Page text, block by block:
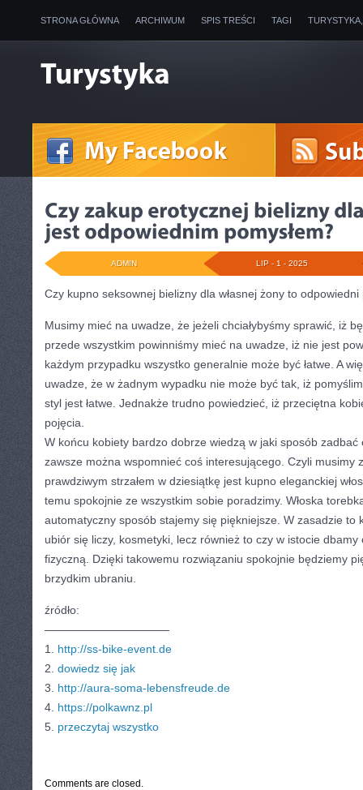
STRONA GŁÓWNA ARCHIWUM SPIS TREŚCI TAGI
LIP - 1 - 2025
ADMIN
Czy kupno seksownej bielizny dla własnej żony to odpowiedni
Musimy mieć na uwadze, że jeżeli chciałybyśmy sprawić, iż
przede wszystkim powinniśmy mieć na uwadze, iż nie jest
każdym przypadku wszystko generalnie może być łatwe. A
uwadze, że w żadnym wypadku nie może być tak, iż
styl jest łatwe. Jednakże trudno powiedzieć, iż przeciętna
pojęcia.
W końcu kobiety bardzo dobrze wiedzą w jaki sposób zadbać
zawsze można wspomnieć coś interesującego. Czyli musimy
prawdziwym strzałem w dziesiątkę jest kupno eleganckiej
temu spokojnie ze wszystkim sobie poradzimy. Włoska
automatyczny sposób stajemy się piękniejsze. W zasadzie to
ubiór się liczy, kosmetyki, lecz również to czy w istocie dbamy
fizyczną. Dzięki takowemu rozwiązaniu spokojnie będziemy
brzydkim ubraniu.
źródło:
———————————
1. http://ss-bike-event.de
2. dowiedz się jak
3. http://aura-soma-lebensfreude.de
4. https://polkawnz.pl
5. przeczytaj wszystko
Comments are closed.